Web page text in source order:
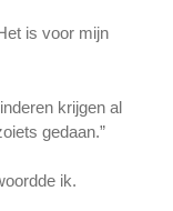
is voor mijn
krijgen al
gedaan.”
ik.